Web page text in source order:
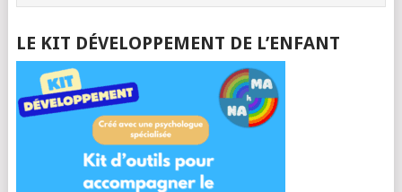
LE KIT DÉVELOPPEMENT DE L’ENFANT